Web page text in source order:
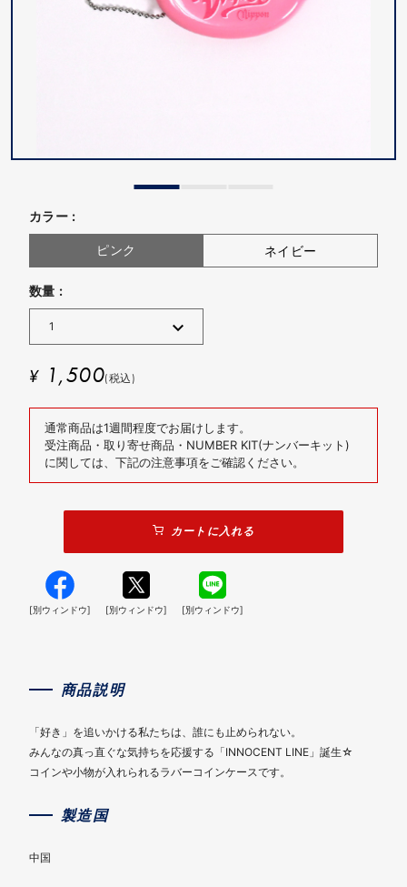
カラー :
ピンク ネイビー
数量 :
¥ 1,500(税込)
通常商品は1週間程度でお届けします。
受注商品・取り寄せ商品・NUMBER KIT(ナンバーキット)
に関しては、下記の注意事項をご確認ください。
カートに入れる
[別ウィンドウ] [別ウィンドウ] [別ウィンドウ]
商品説明
「好き」を追いかける私たちは、誰にも止められない。
みんなの真っ直ぐな気持ちを応援する「INNOCENT LINE」誕生☆
コインや小物が入れられるラバーコインケースです。
製造国
中国